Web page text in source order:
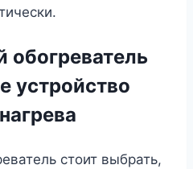
устройство
стоит выбрать,